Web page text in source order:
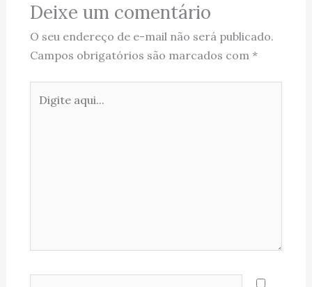
Deixe um comentário
O seu endereço de e-mail não será publicado.
Campos obrigatórios são marcados com *
aqui...